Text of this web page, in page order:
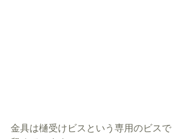
金具は樋受けビスという専用のビスで